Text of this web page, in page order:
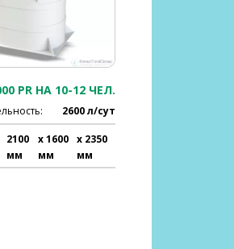
PR НА 10-12 ЧЕЛ.
2600 л/сут
2100
мм
x 1600
мм
x 2350
мм